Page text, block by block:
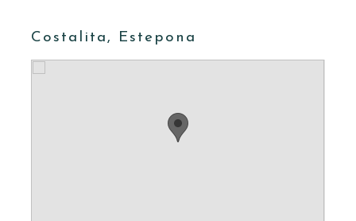
Costalita, Estepona